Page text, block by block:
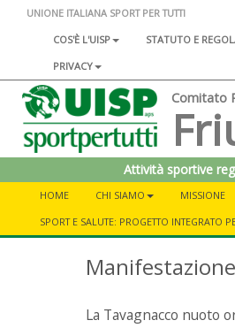
UNIONE ITALIANA SPORT PER TUTTI
COS'È L'UISP
STATUTO E
PRIVACY
Comitato
Attività sportive
HOME CHI SIAMO MISSIONE
SPORT E SALUTE: PROGETTO INTEGRATO
La Tavagnacco nuoto